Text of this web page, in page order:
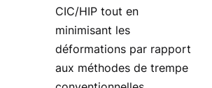
CIC/HIP tout en
minimisant les
déformations par rapport
aux méthodes de trempe